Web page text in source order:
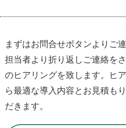
まずはお問合せボタンよりご
担当者より折り返しご連絡を
のヒアリングを致します。ヒ
ら最適な導入内容とお見積も
だきます。